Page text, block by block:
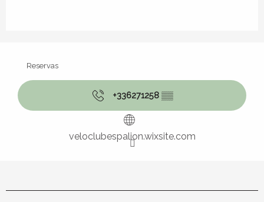
Reservas
+336271258 ▒▒
veloclubespalion.wixsite.com